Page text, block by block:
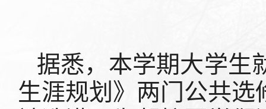
据悉，本学期大学生
生涯规划》两门公共